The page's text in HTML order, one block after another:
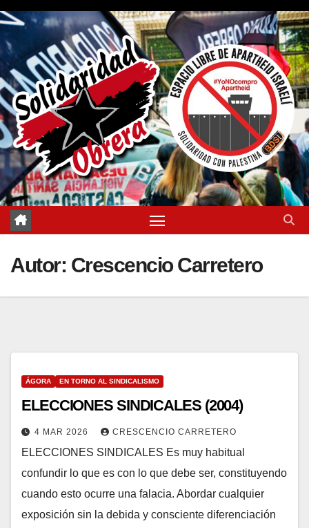
Saltar
contenido
Autor: Crescencio Carretero
ÁGORA EN TORNO AL SINDICALISMO
ELECCIONES SINDICALES (2004)
4 MAR 2026 CRESCENCIO CARRETERO
ELECCIONES SINDICALES Es muy habitual
confundir lo que es con lo que debe ser, constituyendo
cuando esto ocurre una falacia. Abordar cualquier
exposición sin la debida y consciente diferenciación